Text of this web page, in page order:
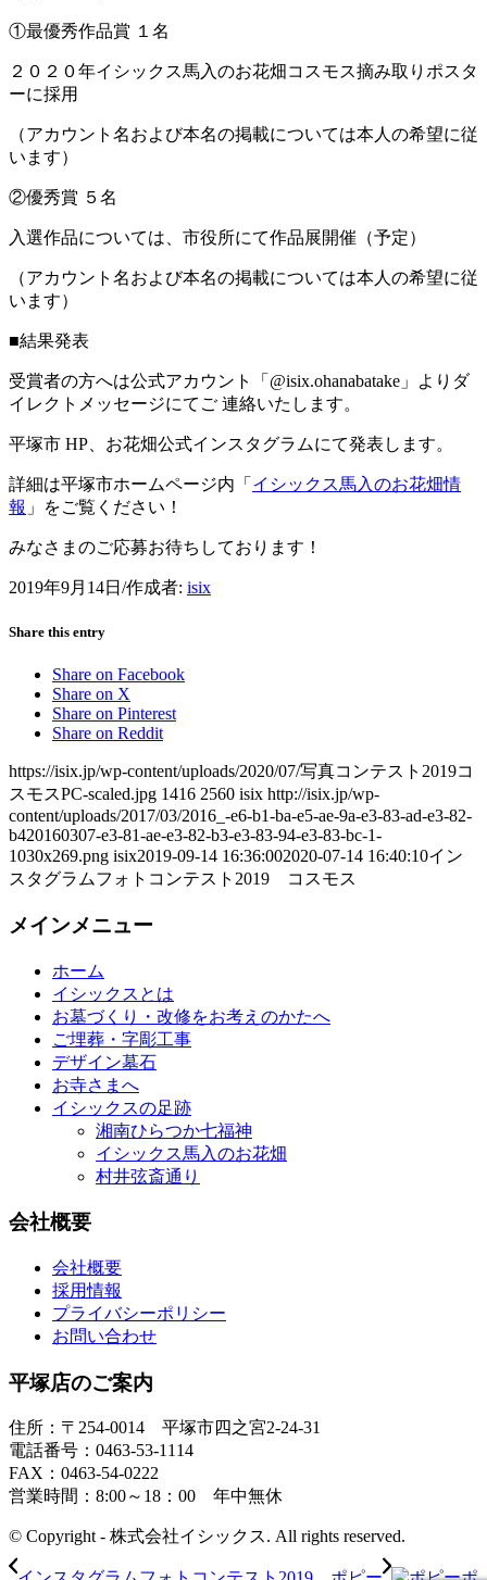
①最優秀作品賞 １名
２０２０年イシックス馬入のお花畑コスモス摘み取りポスタ
ーに採用
（アカウント名および本名の掲載については本人の希望に従
います）
②優秀賞 ５名
入選作品については、市役所にて作品展開催（予定）
（アカウント名および本名の掲載については本人の希望に従
います）
■結果発表
受賞者の方へは公式アカウント「@isix.ohanabatake」よりダ
イレクトメッセージにてご 連絡いたします。
平塚市 HP、お花畑公式インスタグラムにて発表します。
詳細は平塚市ホームページ内「 イシックス馬入のお花畑情
報 」をご覧ください！
みなさまのご応募お待ちしております！
2019年9月14日 /作成者: isix
Share this entry
Share on Facebook
Share on X
Share on Pinterest
Share on Reddit
https://isix.jp/wp-content/uploads/2020/07/写真コンテスト2019コ
スモスPC-scaled.jpg 1416 2560 isix http://isix.jp/wp-
content/uploads/2017/03/2016_-e6-b1-ba-e5-ae-9a-e3-83-ad-e3-82-
b420160307-e3-81-ae-e3-82-b3-e3-83-94-e3-83-bc-1-
1030x269.png isix2019-09-14 16:36:002020-07-14 16:40:10イン
スタグラムフォトコンテスト2019 コスモス
メインメニュー
ホーム
イシックスとは
お墓づくり・改修をお考えのかたへ
ご埋葬・字彫工事
デザイン墓石
お寺さまへ
イシックスの足跡
湘南ひらつか七福神
イシックス馬入のお花畑
村井弦斎通り
会社概要
会社概要
採用情報
プライバシーポリシー
お問い合わせ
平塚店のご案内
住所：〒254-0014 平塚市四之宮2-24-31
電話番号：0463-53-1114
FAX：0463-54-0222
営業時間：8:00～18：00 年中無休
© Copyright - 株式会社イシックス. All rights reserved.